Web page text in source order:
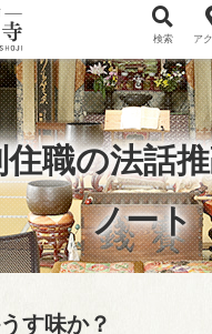
職の法話
ノート
す味か？
ニュー項目 検索 ア